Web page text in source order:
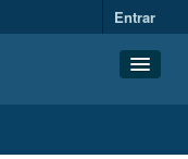
Entrar